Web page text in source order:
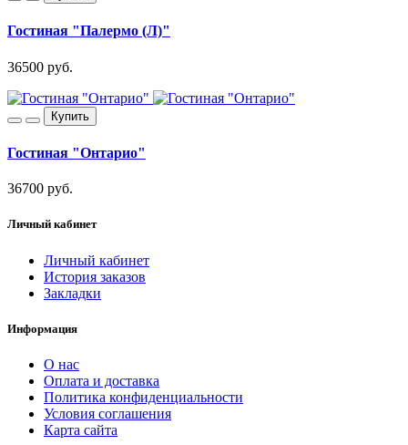
Гостиная "Палермо (Л)"
36500 руб.
Купить
Гостиная "Онтарио"
36700 руб.
Личный кабинет
Личный кабинет
История заказов
Закладки
Информация
О нас
Оплата и доставка
Политика конфиденциальности
Условия соглашения
Карта сайта